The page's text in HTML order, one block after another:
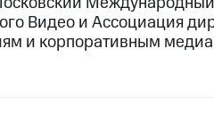
Видео и Ассоциация
и корпоративным